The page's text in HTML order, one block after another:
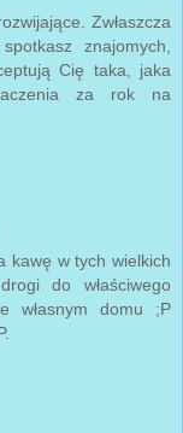
Zwłaszcza
znajomych,
Cię taka, jaka
za rok na
kawę w tych wielkich
do właściwego
własnym domu ;P